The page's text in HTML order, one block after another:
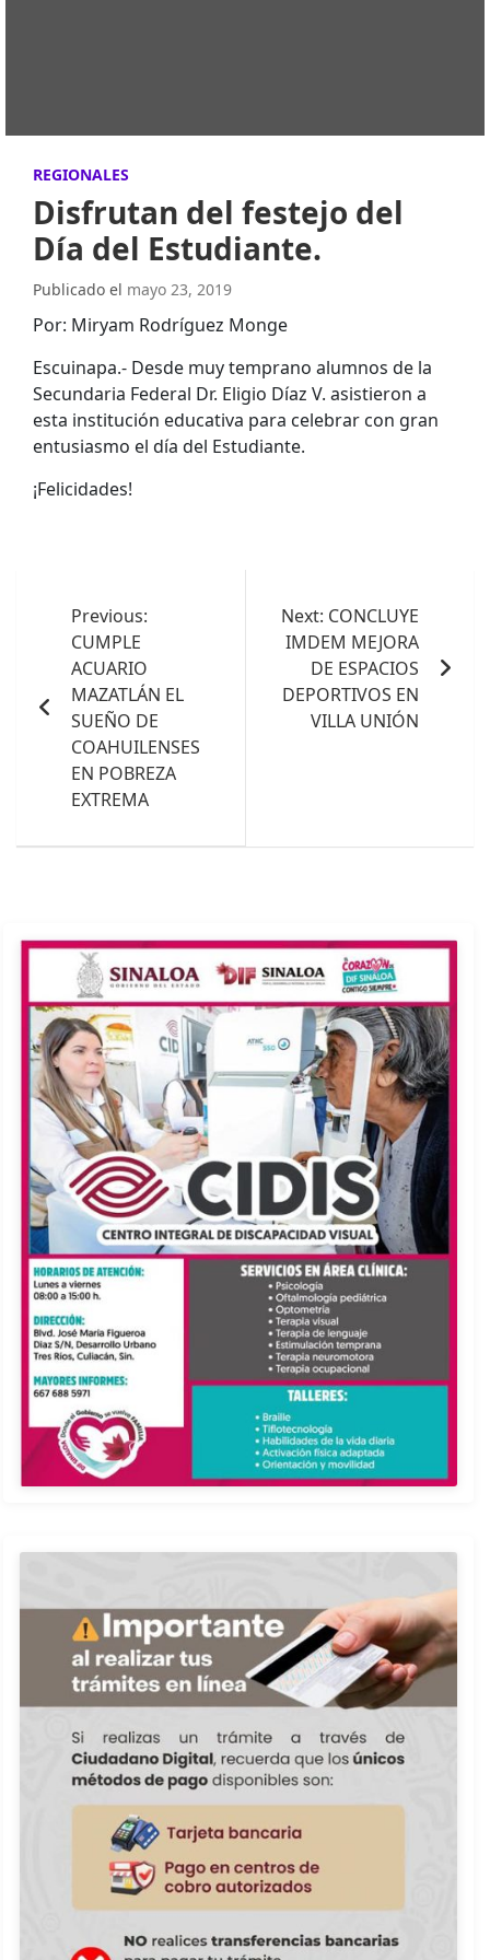
REGIONALES
Disfrutan del festejo del
Día del Estudiante.
Publicado el mayo 23, 2019
Por: Miryam Rodríguez Monge
Escuinapa.- Desde muy temprano alumnos de la
Secundaria Federal Dr. Eligio Díaz V. asistieron a
esta institución educativa para celebrar con gran
entusiasmo el día del Estudiante.
¡Felicidades!
entradas
Previous:
CUMPLE
ACUARIO
MAZATLÁN EL
SUEÑO DE
COAHUILENSES
EN POBREZA
EXTREMA
Next: CONCLUYE
IMDEM MEJORA
DE ESPACIOS
DEPORTIVOS EN
VILLA UNIÓN